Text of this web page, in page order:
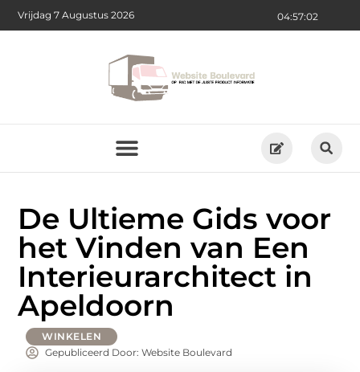
04:57:04
Vrijdag 7 Augustus 2026
De Ultieme Gids voor
het Vinden van Een
Interieurarchitect in
Apeldoorn
WINKELEN
Gepubliceerd Door: Website Boulevard